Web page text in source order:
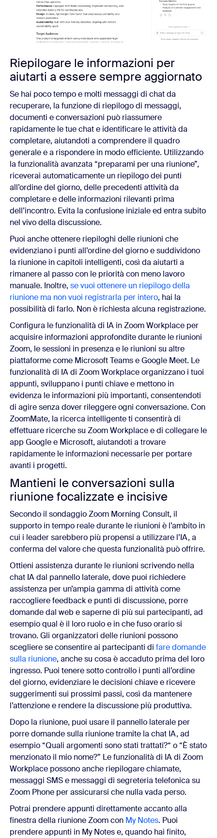
Riepilogare le informazioni per
aiutarti a essere sempre aggiornato
Se hai poco tempo e molti messaggi di chat da
recuperare, la funzione di riepilogo di messaggi,
documenti e conversazioni può riassumere
rapidamente le tue chat e identificare le attività da
completare, aiutandoti a comprendere il quadro
generale e a rispondere in modo efficiente. Utilizzando
la funzionalità avanzata “preparami per una riunione”,
riceverai automaticamente un riepilogo dei punti
all’ordine del giorno, delle precedenti attività da
completare e delle informazioni rilevanti prima
dell’incontro. Evita la confusione iniziale ed entra subito
nel vivo della discussione.
Puoi anche ottenere riepiloghi delle riunioni che
evidenziano i punti all’ordine del giorno e suddividono
la riunione in capitoli intelligenti, così da aiutarti a
rimanere al passo con le priorità con meno lavoro
manuale. Inoltre, se vuoi ottenere un riepilogo della
riunione ma non vuoi registrarla per intero, hai la
possibilità di farlo. Non è richiesta alcuna registrazione.
Configura le funzionalità di IA in Zoom Workplace per
acquisire informazioni approfondite durante le riunioni
Zoom, le sessioni in presenza e le riunioni su altre
piattaforme come Microsoft Teams e Google Meet. Le
funzionalità di IA di Zoom Workplace organizzano i tuoi
appunti, sviluppano i punti chiave e mettono in
evidenza le informazioni più importanti, consentendoti
di agire senza dover rileggere ogni conversazione. Con
ZoomMate, la ricerca intelligente ti consentirà di
effettuare ricerche su Zoom Workplace e di collegare le
app Google e Microsoft, aiutandoti a trovare
rapidamente le informazioni necessarie per portare
avanti i progetti.
Mantieni le conversazioni sulla
riunione focalizzate e incisive
Secondo il sondaggio Zoom Morning Consult, il
supporto in tempo reale durante le riunioni è l’ambito in
cui i leader sarebbero più propensi a utilizzare l’IA, a
conferma del valore che questa funzionalità può offrire.
Ottieni assistenza durante le riunioni scrivendo nella
chat IA dal pannello laterale, dove puoi richiedere
assistenza per un’ampia gamma di attività come
raccogliere feedback e punti di discussione, porre
domande dal web e saperne di più sui partecipanti, ad
esempio qual è il loro ruolo e in che fuso orario si
trovano. Gli organizzatori delle riunioni possono
scegliere se consentire ai partecipanti di fare domande
sulla riunione, anche su cosa è accaduto prima del loro
ingresso. Puoi tenere sotto controllo i punti all’ordine
del giorno, evidenziare le decisioni chiave e ricevere
suggerimenti sui prossimi passi, così da mantenere
l’attenzione e rendere la discussione più produttiva.
Dopo la riunione, puoi usare il pannello laterale per
porre domande sulla riunione tramite la chat IA, ad
esempio “Quali argomenti sono stati trattati?“ o “È stato
menzionato il mio nome?” Le funzionalità di IA di Zoom
Workplace possono anche riepilogare chiamate,
messaggi SMS e messaggi di segreteria telefonica su
Zoom Phone per assicurarsi che nulla vada perso.
Potrai prendere appunti direttamente accanto alla
finestra della riunione Zoom con My Notes. Puoi
prendere appunti in My Notes e, quando hai finito,